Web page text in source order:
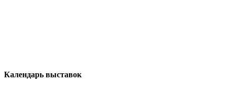
Календарь выставок